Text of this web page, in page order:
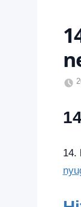
14.